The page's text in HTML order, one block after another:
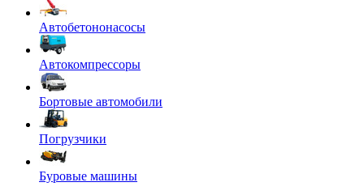
Автобетононасосы
Автокомпрессоры
Бортовые автомобили
Погрузчики
Буровые машины